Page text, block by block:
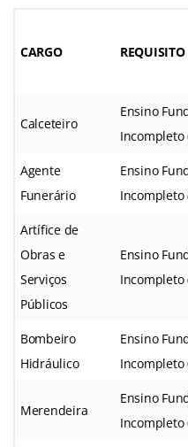
CARGO REQUISITO
Calceteiro
Ensino
Incompleto
Agente
Funerário
Ensino
Incompleto
Artífice de
Obras e
Serviços
Públicos
Ensino
Incompleto
Bombeiro
Hidráulico
Ensino
Incompleto
Merendeira
Ensino
Incompleto